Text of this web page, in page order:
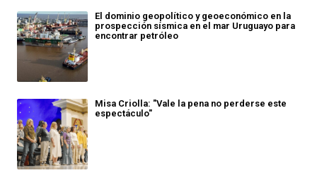
El dominio geopolítico y geoeconómico en la
prospección sísmica en el mar Uruguayo para
encontrar petróleo
Misa Criolla: "Vale la pena no perderse este
espectáculo"